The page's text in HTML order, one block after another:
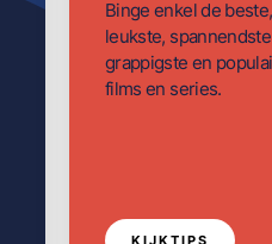
Binge enkel de beste,
leukste,
grappigste en
films en series.
KIJKTIPS